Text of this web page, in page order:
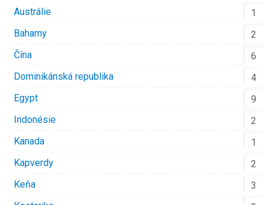
Austrálie
1
Bahamy
2
Čína
6
Dominikánská republika
4
Egypt
9
Indonésie
2
Kanada
1
Kapverdy
2
Keňa
3